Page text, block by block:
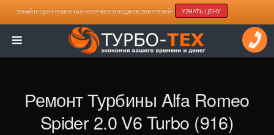
УЗНАЙТЕ ЦЕНУ РЕМОНТА И ПОЛУЧИТЕ В ПОДАРОК 2000 РУБЛЕЙ! УЗНАТЬ ЦЕНУ
Ремонт Турбины Alfa Romeo
Spider 2.0 V6 Turbo (916)